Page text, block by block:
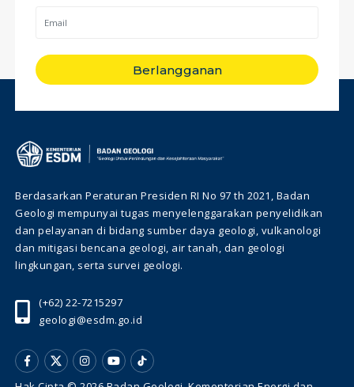
Berlangganan
Berdasarkan Peraturan Presiden RI No 97 th 2021, Badan
Geologi mempunyai tugas menyelenggarakan penyelidikan
dan pelayanan di bidang sumber daya geologi, vulkanologi
dan mitigasi bencana geologi, air tanah, dan geologi
lingkungan, serta survei geologi.
(+62) 22-7215297
geologi@esdm.go.id